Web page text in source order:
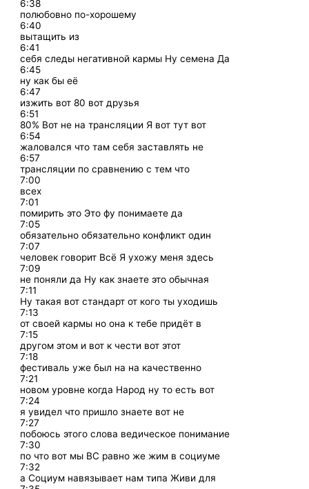
6:38
полюбовно по-хорошему
6:40
вытащить из
6:41
себя следы негативной кармы Ну семена Да
6:45
ну как бы её
6:47
изжить вот 80 вот друзья
6:51
80% Вот не на трансляции Я вот тут вот
6:54
жаловался что там себя заставлять не
6:57
трансляции по сравнению с тем что
7:00
всех
7:01
помирить это Это фу понимаете да
7:05
обязательно обязательно конфликт один
7:07
человек говорит Всё Я ухожу меня здесь
7:09
не поняли да Ну как знаете это обычная
7:11
Ну такая вот стандарт от кого ты уходишь
7:13
от своей кармы но она к тебе придёт в
7:15
другом этом и вот к чести вот этот
7:18
фестиваль уже был на на качественно
7:21
новом уровне когда Народ ну то есть вот
7:24
я увидел что пришло знаете вот не
7:27
побоюсь этого слова ведическое понимание
7:30
по что вот мы ВС равно же жим в социуме
7:32
а Социум навязывает нам типа Живи для